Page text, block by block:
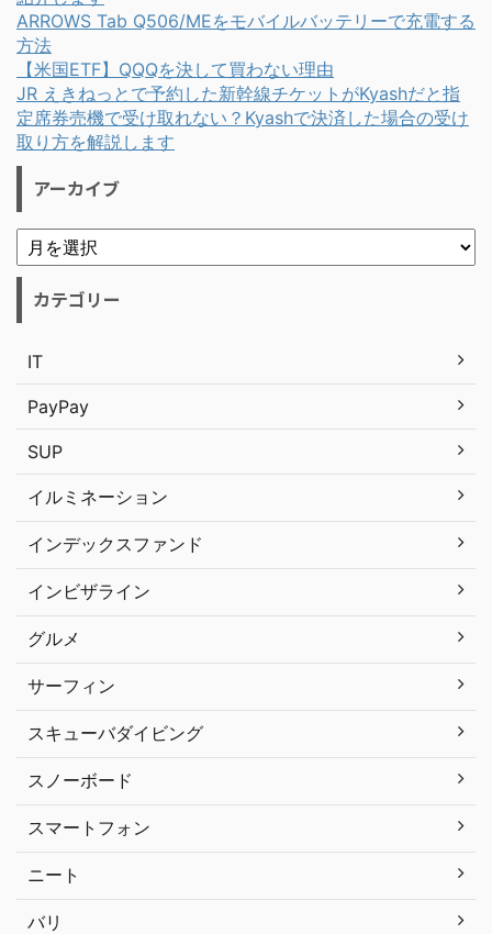
ARROWS Tab Q506/MEをモバイルバッテリーで充電する
方法
【米国ETF】QQQを決して買わない理由
JR えきねっとで予約した新幹線チケットがKyashだと指
定席券売機で受け取れない？Kyashで決済した場合の受け
取り方を解説します
アーカイブ
カテゴリー
IT
PayPay
SUP
イルミネーション
インデックスファンド
インビザライン
グルメ
サーフィン
スキューバダイビング
スノーボード
スマートフォン
ニート
バリ